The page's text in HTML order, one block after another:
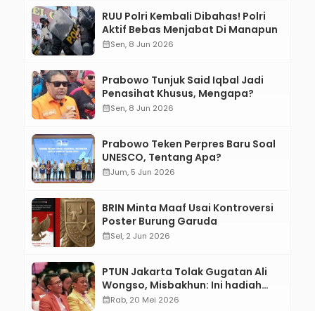
RUU Polri Kembali Dibahas! Polri
Aktif Bebas Menjabat Di Manapun
calendar_monthSen, 8 Jun 2026
Prabowo Tunjuk Said Iqbal Jadi
Penasihat Khusus, Mengapa?
calendar_monthSen, 8 Jun 2026
Prabowo Teken Perpres Baru Soal
UNESCO, Tentang Apa?
calendar_monthJum, 5 Jun 2026
BRIN Minta Maaf Usai Kontroversi
Poster Burung Garuda
calendar_monthSel, 2 Jun 2026
PTUN Jakarta Tolak Gugatan Ali
Wongso, Misbakhun: Ini hadiah
Ulang Tahun Ke-66 SOKSI
calendar_monthRab, 20 Mei 2026